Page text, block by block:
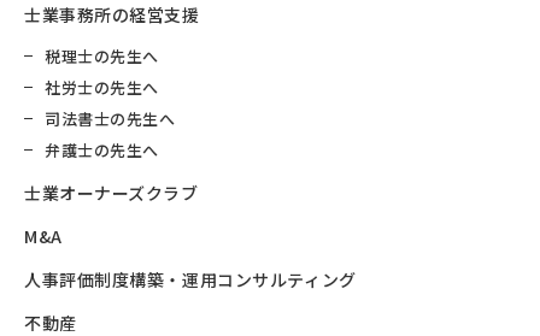
士業事務所の経営支援
税理士の先生へ
社労士の先生へ
司法書士の先生へ
弁護士の先生へ
士業オーナーズクラブ
M&A
人事評価制度構築・運用コンサルティング
不動産